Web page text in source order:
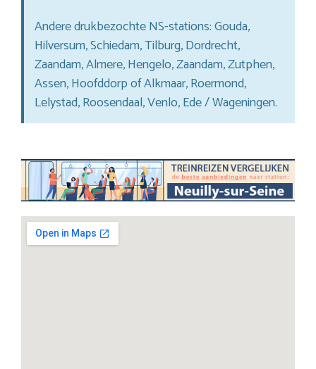
Andere drukbezochte NS-stations: Gouda,
Hilversum, Schiedam, Tilburg, Dordrecht,
Zaandam, Almere, Hengelo, Zaandam, Zutphen,
Assen, Hoofddorp of Alkmaar, Roermond,
Lelystad, Roosendaal, Venlo, Ede / Wageningen.